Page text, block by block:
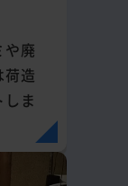
や廃
荷造
ま